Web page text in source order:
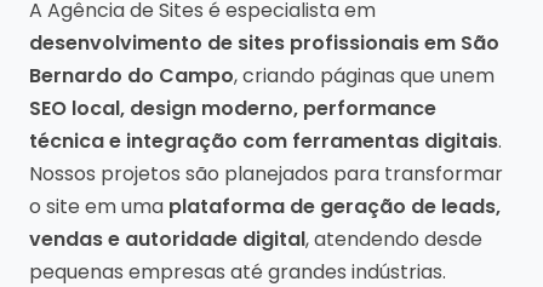
A Agência de Sites é especialista em
desenvolvimento de sites profissionais em São
Bernardo do Campo, criando páginas que unem
SEO local, design moderno, performance
técnica e integração com ferramentas digitais.
Nossos projetos são planejados para transformar
o site em uma plataforma de geração de leads,
vendas e autoridade digital, atendendo desde
pequenas empresas até grandes indústrias.